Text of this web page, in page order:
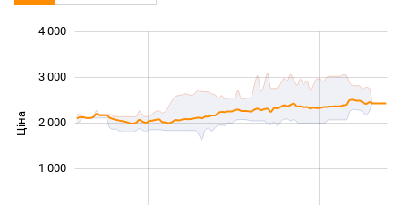
Ціна 1 000
1 000
2 000
4 000
3 000